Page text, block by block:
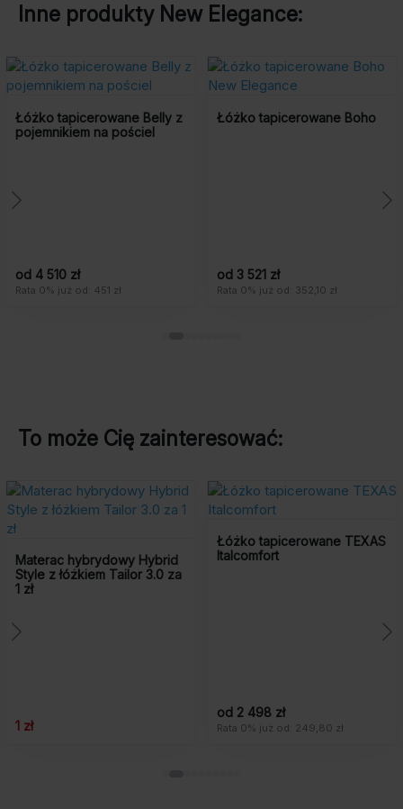
Inne produkty New Elegance:
Łóżko tapicerowane Belly z
pojemnikiem na pościel
od 4 510 zł
Rata 0% już od: 451 zł
Łóżko tapicerowane Boho
od 3 521 zł
Rata 0% już od: 352,10 zł
To może Cię zainteresować:
Materac hybrydowy Hybrid
Style z łóżkiem Tailor 3.0 za
1 zł
1 zł
Łóżko tapicerowane TEXAS
Italcomfort
od 2 498 zł
Rata 0% już od: 249,80 zł